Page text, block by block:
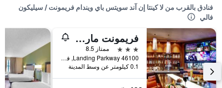
فنادق بالقرب من لا كينتا إن آند سويتس باي ويندام فريمونت / سيليكون
فالي
فريمونت ماريوت سيليكون فالي
3 نجوم
ممتاز 8.5
46100 Landing Parkway, فريمونت, CA, الولايات المتحدة الأميريكية
0.1 كيلومتر عن وسط المدينة